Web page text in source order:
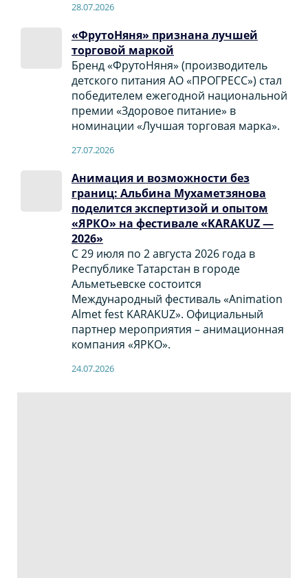
28.07.2026
«ФрутоНяня» признана лучшей
торговой маркой
Бренд «ФрутоНяня» (производитель
детского питания АО «ПРОГРЕСС») стал
победителем ежегодной национальной
премии «Здоровое питание» в
номинации «Лучшая торговая марка».
27.07.2026
Анимация и возможности без
границ: Альбина Мухаметзянова
поделится экспертизой и опытом
«ЯРКО» на фестивале «KARAKUZ —
2026»
С 29 июля по 2 августа 2026 года в
Республике Татарстан в городе
Альметьевске состоится
Международный фестиваль «Animation
Almet fest KARAKUZ». Официальный
партнер мероприятия – анимационная
компания «ЯРКО».
24.07.2026